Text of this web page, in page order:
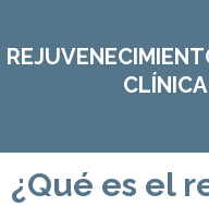
¿Qué es el